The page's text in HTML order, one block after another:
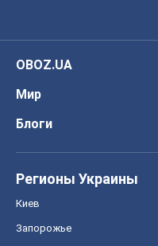
OBOZ.UA
Мир
Блоги
Регионы Украины
Киев
Запорожье